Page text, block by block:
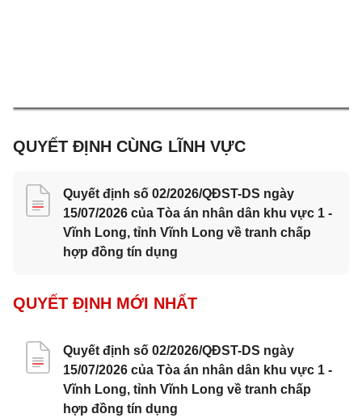
QUYẾT ĐỊNH CÙNG LĨNH VỰC
Quyết định số 02/2026/QĐST-DS ngày
15/07/2026 của Tòa án nhân dân khu vực 1 -
Vĩnh Long, tỉnh Vĩnh Long về tranh chấp
hợp đồng tín dụng
QUYẾT ĐỊNH MỚI NHẤT
Quyết định số 02/2026/QĐST-DS ngày
15/07/2026 của Tòa án nhân dân khu vực 1 -
Vĩnh Long, tỉnh Vĩnh Long về tranh chấp
hợp đồng tín dụng